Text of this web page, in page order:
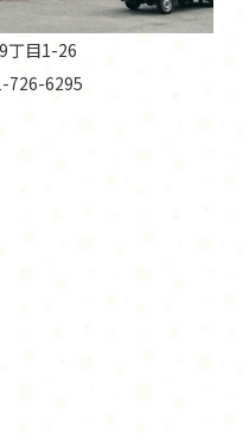
丁目1-26
726-6295